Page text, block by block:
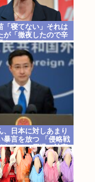
「寝てない」それは
が「徹夜したので辛
やってません」って
市早苗以外に見たこ
だが
、日本に対しあまり
暴言を放つ 「侵略戦
たくせに原爆で被害
スするな」